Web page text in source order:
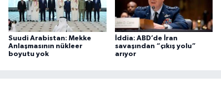
Suudi Arabistan: Mekke
Anlaşmasının nükleer
boyutu yok
İddia: ABD’de İran
savaşından “çıkış yolu”
arıyor